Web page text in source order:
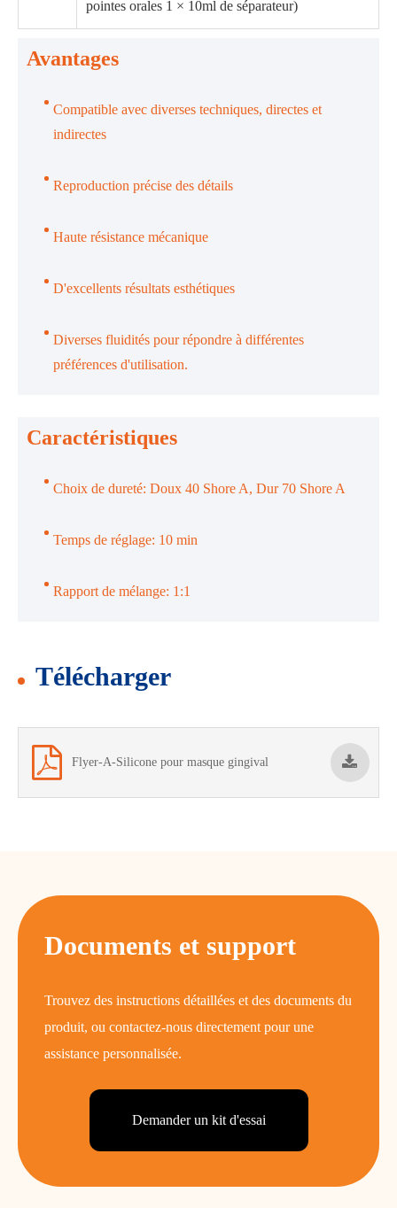
pointes orales 1 × 10ml de séparateur)
Avantages
Compatible avec diverses techniques, directes et
indirectes
Reproduction précise des détails
Haute résistance mécanique
D'excellents résultats esthétiques
Diverses fluidités pour répondre à différentes
préférences d'utilisation.
Caractéristiques
Choix de dureté: Doux 40 Shore A, Dur 70 Shore A
Temps de réglage: 10 min
Rapport de mélange: 1:1
Télécharger
Flyer-A-Silicone pour masque gingival
Documents et support
Trouvez des instructions détaillées et des documents du
produit, ou contactez-nous directement pour une
assistance personnalisée.
Demander un kit d'essai